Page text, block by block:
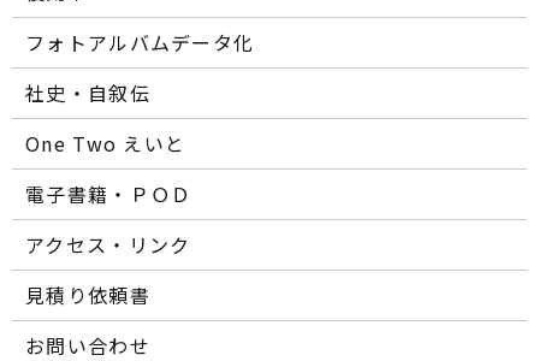
フォトアルバムデータ化
社史・自叙伝
One Two えいと
電子書籍・ＰＯＤ
アクセス・リンク
見積り依頼書
お問い合わせ